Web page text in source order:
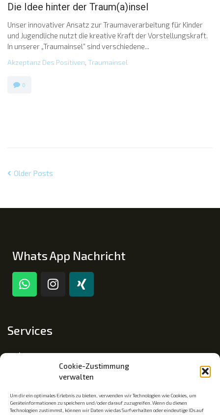
Cookie-Zustimmung
verwalten
Um dir ein optimales Erlebnis zu bieten, verwenden wir Technologien wie Cookies, um
Geräteinformationen zu speichern und/oder darauf zuzugreifen. Wenn du diesen
Technologien zustimmst, können wir Daten wie das Surfverhalten oder eindeutige IDs auf
Die Idee hinter der Traum(a)insel
Unser innovativer Ansatz zur Traumaverarbeitung für Kinder
und Jugendliche nutzt die kreative Kraft der Vorstellungskraft.
In unserer „Traumainsel“ sind verschiedene...
Akzeptanz Des Positiven, Traumainsel
0
Older Posts
Whats App Nachricht
Services
Impressum
Datenschutz